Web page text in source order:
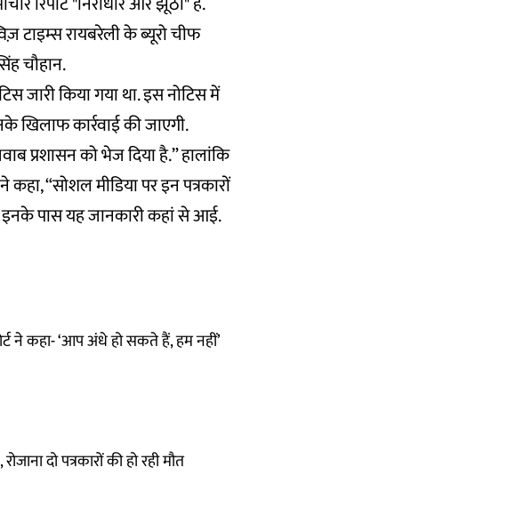
टाइम्स रायबरेली के ब्यूरो चीफ
चौहान.
जारी किया गया था. इस नोटिस में
खिलाफ कार्रवाई की जाएगी.
प्रशासन को भेज दिया है.” हालांकि
“सोशल मीडिया पर इन पत्रकारों
पास यह जानकारी कहां से आई.
ने कहा- ‘आप अंधे हो सकते हैं, हम नहीं’
दो पत्रकारों की हो रही मौत